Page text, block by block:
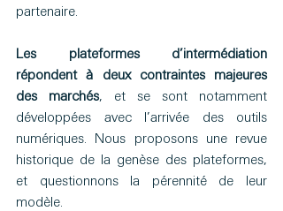
partenaire.
Les plateformes d’intermédiation
répondent à deux contraintes majeures
des marchés, et se sont notamment
développées avec l’arrivée des outils
numériques. Nous proposons une revue
historique de la genèse des plateformes,
et questionnons la pérennité de leur
modèle.